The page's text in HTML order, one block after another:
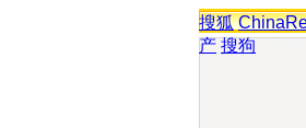
搜狐
产 搜狗